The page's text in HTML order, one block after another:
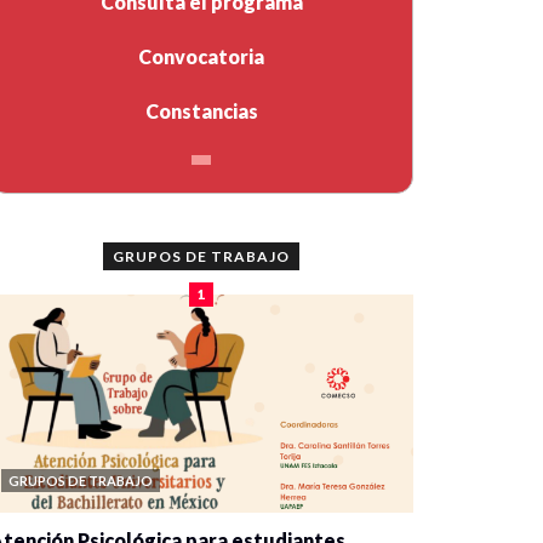
Convocatoria
Constancias
GRUPOS DE TRABAJO
1
GRUPOS DE TRABAJO